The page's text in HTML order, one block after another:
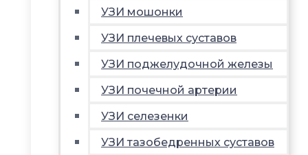
УЗИ мошонки
УЗИ плечевых суставов
УЗИ поджелудочной железы
УЗИ почечной артерии
УЗИ селезенки
УЗИ тазобедренных суставов